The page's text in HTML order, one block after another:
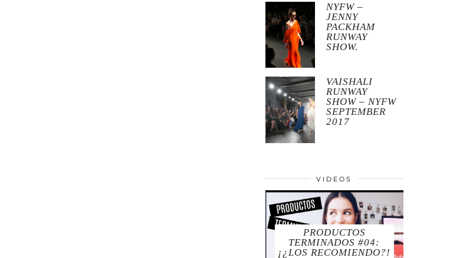
NYFW –
JENNY
PACKHAM
RUNWAY
SHOW.
VAISHALI
RUNWAY
SHOW – NYFW
SEPTEMBER
2017
VIDEOS
PRODUCTOS
TERMINADOS #04:
¡¿LOS RECOMIENDO?!